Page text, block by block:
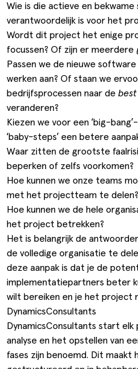
Wie is die actieve en
verantwoordelijk is voor het
Wordt dit project het enige
focussen? Of zijn er meerdere
Passen we de nieuwe
werken aan? Of staan we
bedrijfsprocessen naar de
veranderen?
Kiezen we voor een ‘big-
‘baby-steps’ een betere
Waar zitten de grootste
beperken of zelfs voorkomen?
Hoe kunnen we onze teams
met het projectteam te delen?
Hoe kunnen we de hele
het project betrekken?
Het is belangrijk de
de volledige organisatie te
deze aanpak is dat je de
implementatiepartners beter
wilt bereiken en je het project
DynamicsConsultants
DynamicsConsultants start elk
analyse en het opstellen van
fases zijn benoemd. Dit maakt